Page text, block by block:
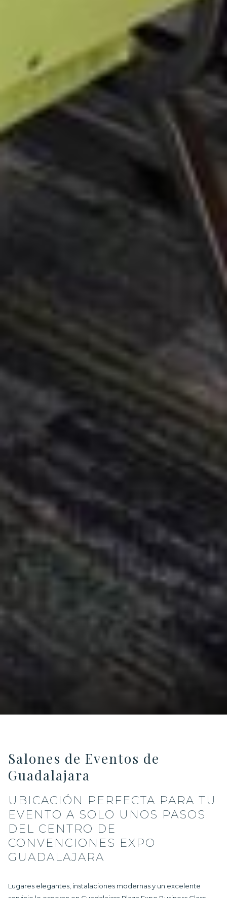
Salones de Eventos de
Guadalajara
UBICACIÓN PERFECTA PARA TU
EVENTO A SOLO UNOS PASOS
DEL CENTRO DE
CONVENCIONES EXPO
GUADALAJARA
Lugares elegantes, instalaciones modernas y un excelente